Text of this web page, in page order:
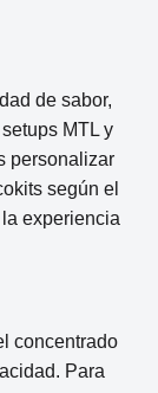
de sabor,
MTL y
personalizar
según el
experiencia
concentrado
Para